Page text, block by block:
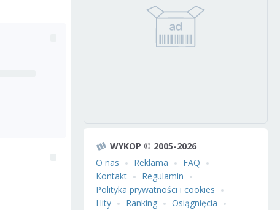
WYKOP © 2005-2026
O nas
Reklama
FAQ
Kontakt
Regulamin
Polityka prywatności i cookies
Hity
Ranking
Osiągnięcia